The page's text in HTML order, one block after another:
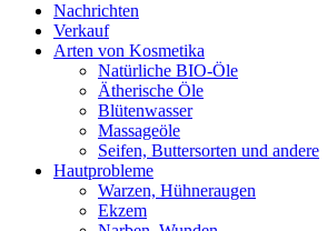
Nachrichten
Verkauf
Arten von Kosmetika
Natürliche BIO-Öle
Ätherische Öle
Blütenwasser
Massageöle
Seifen, Buttersorten und andere
Hautprobleme
Warzen, Hühneraugen
Ekzem